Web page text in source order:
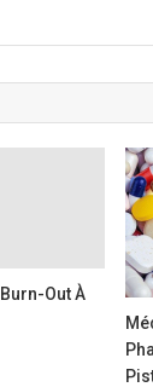
Out À